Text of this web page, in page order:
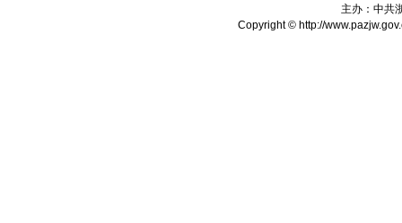
主办：中共
Copyright © http://